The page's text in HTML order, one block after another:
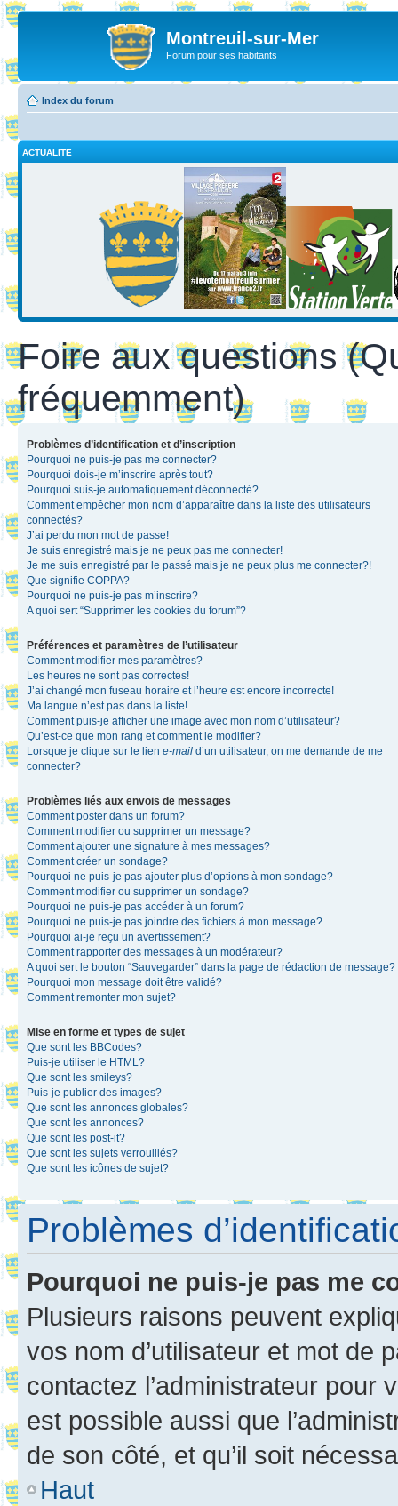
Montreuil-sur-Mer
Forum pour ses habitants
Index du forum
ACTUALITE
Foire aux questions
fréquemment)
Problèmes d’identification et d’inscription
Pourquoi ne puis-je pas me connecter?
Pourquoi dois-je m’inscrire après tout?
Pourquoi suis-je automatiquement déconnecté?
Comment empêcher mon nom d’apparaître dans la liste des utilisateurs
connectés?
J’ai perdu mon mot de passe!
Je suis enregistré mais je ne peux pas me connecter!
Je me suis enregistré par le passé mais je ne peux plus me connecter?!
Que signifie COPPA?
Pourquoi ne puis-je pas m’inscrire?
A quoi sert “Supprimer les cookies du forum”?
Préférences et paramètres de l’utilisateur
Comment modifier mes paramètres?
Les heures ne sont pas correctes!
J’ai changé mon fuseau horaire et l’heure est encore incorrecte!
Ma langue n’est pas dans la liste!
Comment puis-je afficher une image avec mon nom d’utilisateur?
Qu’est-ce que mon rang et comment le modifier?
Lorsque je clique sur le lien e-mail d’un utilisateur, on me demande de me
connecter?
Problèmes liés aux envois de messages
Comment poster dans un forum?
Comment modifier ou supprimer un message?
Comment ajouter une signature à mes messages?
Comment créer un sondage?
Pourquoi ne puis-je pas ajouter plus d’options à mon sondage?
Comment modifier ou supprimer un sondage?
Pourquoi ne puis-je pas accéder à un forum?
Pourquoi ne puis-je pas joindre des fichiers à mon message?
Pourquoi ai-je reçu un avertissement?
Comment rapporter des messages à un modérateur?
A quoi sert le bouton “Sauvegarder” dans la page de rédaction de message?
Pourquoi mon message doit être validé?
Comment remonter mon sujet?
Mise en forme et types de sujet
Que sont les BBCodes?
Puis-je utiliser le HTML?
Que sont les smileys?
Puis-je publier des images?
Que sont les annonces globales?
Que sont les annonces?
Que sont les post-it?
Que sont les sujets verrouillés?
Que sont les icônes de sujet?
Problèmes
Pourquoi ne puis-je pas me
Plusieurs raisons peuvent
vos nom d’utilisateur et mot de
contactez l’administrateur pour
est possible aussi que
de son côté, et qu’il soit
Haut